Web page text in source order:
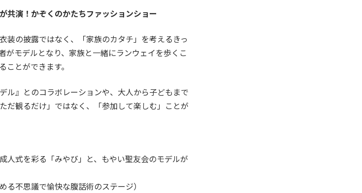
共演！かぞくのかたちファッションショー
装の披露ではなく、「家族のカタチ」を考えるきっ
がモデルとなり、家族と一緒にランウェイを歩くこ
ことができます。
ル』とのコラボレーションや、大人から子どもまで
だ観るだけ」ではなく、「参加して楽しむ」ことが
人式を彩る「みやび」と、もやい聖友会のモデルが
る不思議で愉快な腹話術のステージ）